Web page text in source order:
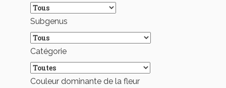
Subgenus
Catégorie
Couleur dominante de la fleur